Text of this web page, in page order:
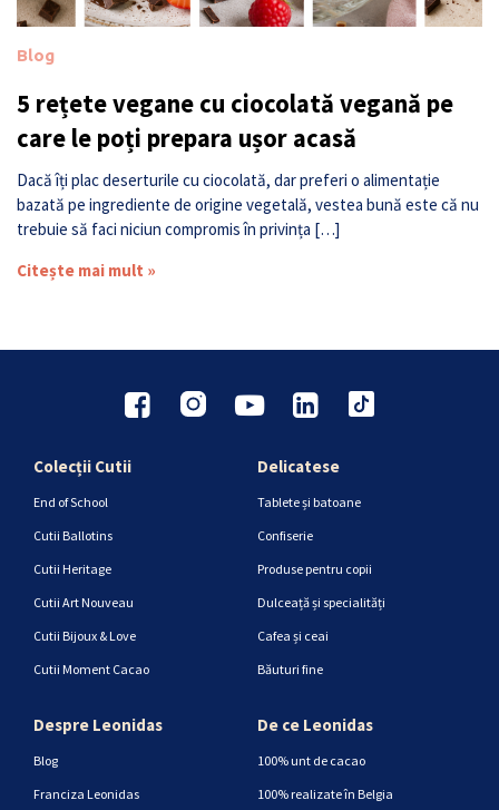
Blog
5 rețete vegane cu ciocolată vegană pe
care le poți prepara ușor acasă
Dacă îți plac deserturile cu ciocolată, dar preferi o alimentație
bazată pe ingrediente de origine vegetală, vestea bună este că nu
trebuie să faci niciun compromis în privința […]
Citește mai mult »
Colecții Cutii
End of School
Cutii Ballotins
Cutii Heritage
Cutii Art Nouveau
Cutii Bijoux & Love
Cutii Moment Cacao
Delicatese
Tablete și batoane
Confiserie
Produse pentru copii
Dulceață și specialități
Cafea și ceai
Băuturi fine
Despre Leonidas
Blog
Franciza Leonidas
De ce Leonidas
100% unt de cacao
100% realizate în Belgia